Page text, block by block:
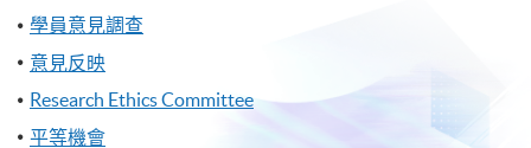
學員意見調查
意見反映
Research Ethics Committee
平等機會